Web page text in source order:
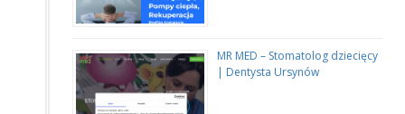
MR MED – Stomatolog dziecięcy
| Dentysta Ursynów